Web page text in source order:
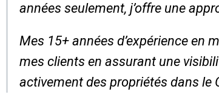
années seulement, j’offre une
Mes 15+ années d’expérience en
mes clients en assurant une
activement des propriétés dans le